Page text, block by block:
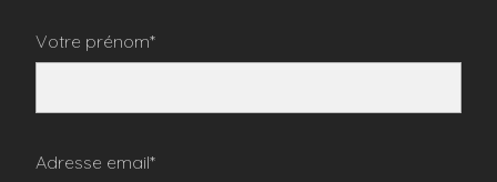
Votre prénom*
Adresse email*